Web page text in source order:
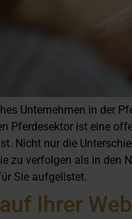
Unternehmen in der
Pferdesektor ist eine
Nicht nur die
zu verfolgen als in den
Sie aufgelistet.
Ihrer